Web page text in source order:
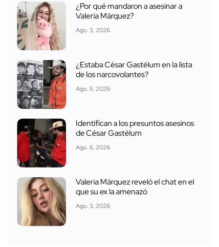
¿Por qué mandaron a asesinar a
Valeria Márquez?
Ago. 3, 2026
¿Estaba César Gastélum en la lista
de los narcovolantes?
Ago. 5, 2026
Identifican a los presuntos asesinos
de César Gastélum
Ago. 6, 2026
Valeria Márquez reveló el chat en el
que su ex la amenazó
Ago. 3, 2026